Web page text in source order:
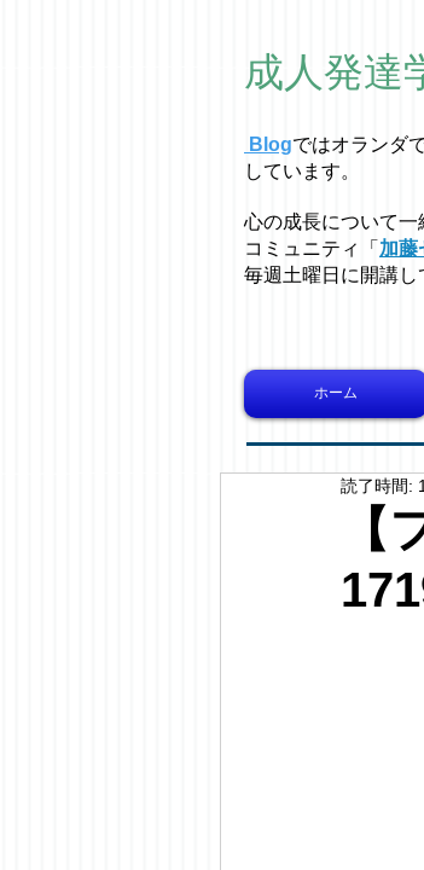
成人発達
Blogではオラ ンダ
しています。
心の成長について一
コミュニティ「 加藤
毎週土曜日に開講し
ホーム
読了時間: